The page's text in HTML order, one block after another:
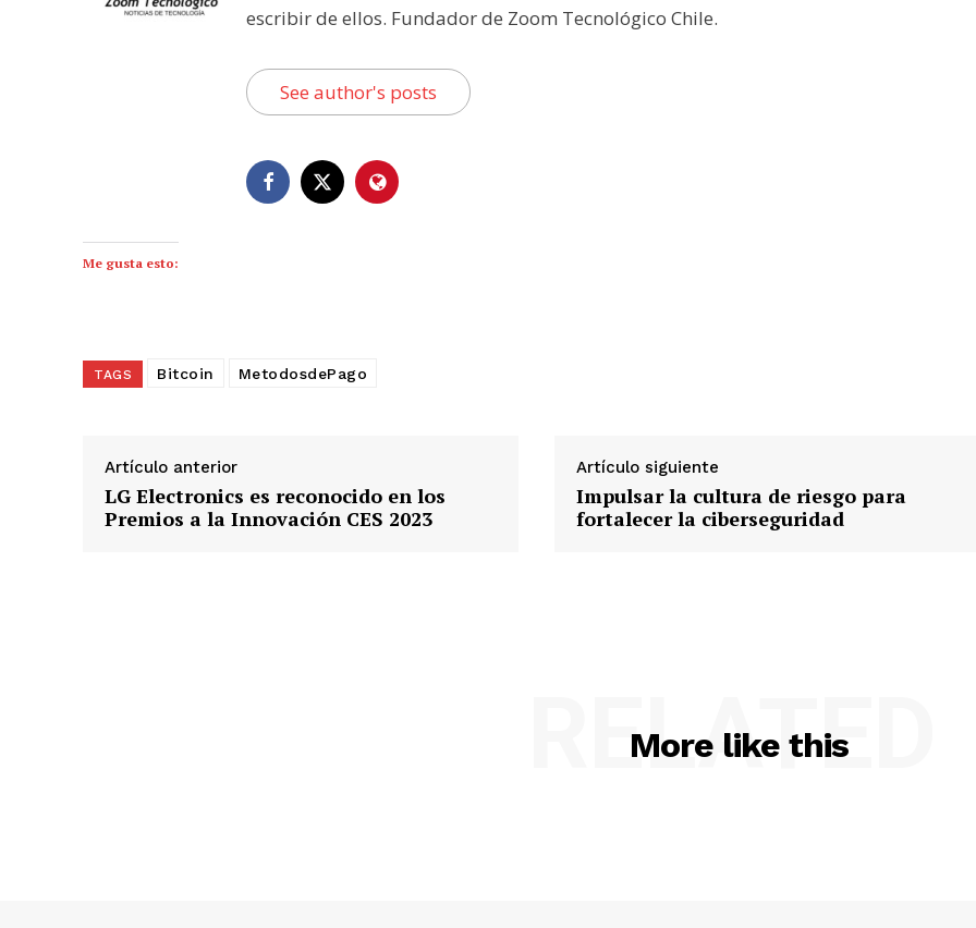
escribir de ellos. Fundador de Zoom Tecnológico Chile.
See author's posts
Me gusta esto:
TAGS Bitcoin MetodosdePago
Artículo anterior
LG Electronics es reconocido en los
Premios a la Innovación CES 2023
Artículo siguiente
Impulsar la cultura de riesgo para
fortalecer la ciberseguridad
More like this
RELATED